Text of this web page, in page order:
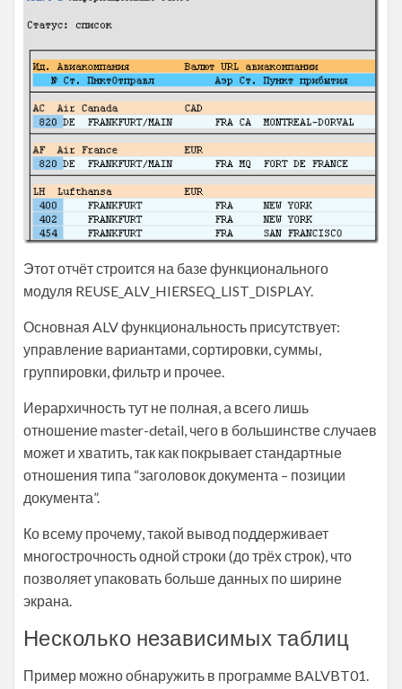
Этот отчёт строится на базе функционального
модуля REUSE_ALV_HIERSEQ_LIST_DISPLAY.
Основная ALV функциональность присутствует:
управление вариантами, сортировки, суммы,
группировки, фильтр и прочее.
Иерархичность тут не полная, а всего лишь
отношение master-detail, чего в большинстве случаев
может и хватить, так как покрывает стандартные
отношения типа “заголовок документа – позиции
документа”.
Ко всему прочему, такой вывод поддерживает
многострочность одной строки (до трёх строк), что
позволяет упаковать больше данных по ширине
экрана.
Несколько независимых таблиц
Пример можно обнаружить в программе BALVBT01.